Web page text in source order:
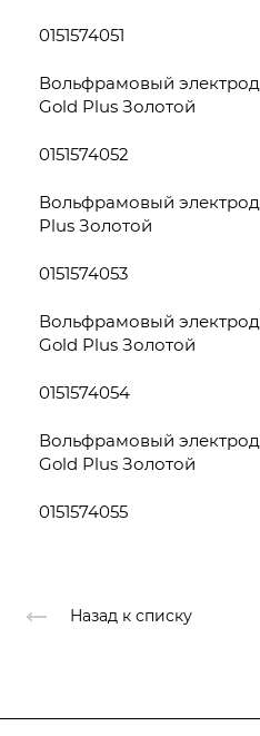
0151574051
Вольфрамовый электрод
Gold Plus Золотой
0151574052
Вольфрамовый электрод
Plus Золотой
0151574053
Вольфрамовый электрод
Gold Plus Золотой
0151574054
Вольфрамовый электрод
Gold Plus Золотой
0151574055
Назад к списку